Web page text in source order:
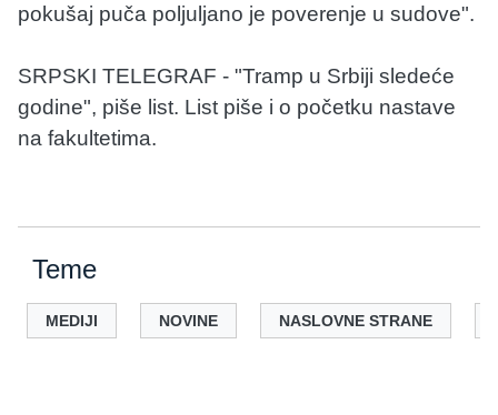
pokušaj puča poljuljano je poverenje u sudove".
SRPSKI TELEGRAF - "Tramp u Srbiji sledeće
godine", piše list. List piše i o početku nastave
na fakultetima.
Teme
MEDIJI NOVINE NASLOVNE STRANE